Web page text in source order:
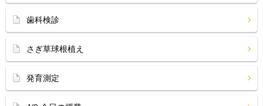
歯科検診
さぎ草球根植え
発育測定